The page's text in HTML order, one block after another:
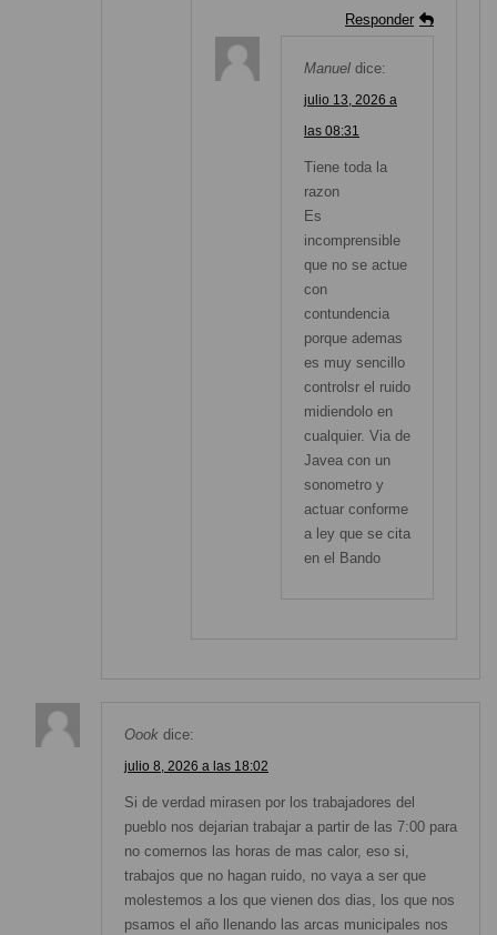
Responder
Manuel dice:
julio 13, 2026 a
las 08:31
Tiene toda la
razon
Es
incomprensible
que no se actue
con
contundencia
porque ademas
es muy sencillo
controlsr el ruido
midiendolo en
cualquier. Via de
Javea con un
sonometro y
actuar conforme
a ley que se cita
en el Bando
Oook dice:
julio 8, 2026 a las 18:02
Si de verdad mirasen por los trabajadores del
pueblo nos dejarian trabajar a partir de las 7:00 para
no comernos las horas de mas calor, eso si,
trabajos que no hagan ruido, no vaya a ser que
molestemos a los que vienen dos dias, los que nos
psamos el año llenando las arcas municipales nos